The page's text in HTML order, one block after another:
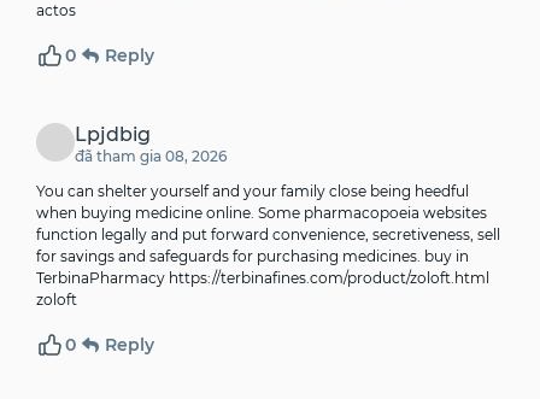
actos
0 Reply
Lpjdbig
đã tham gia 08, 2026
You can shelter yourself and your family close being heedful
when buying medicine online. Some pharmacopoeia websites
function legally and put forward convenience, secretiveness, sell
for savings and safeguards for purchasing medicines. buy in
TerbinaPharmacy https://terbinafines.com/product/zoloft.html
zoloft
0 Reply